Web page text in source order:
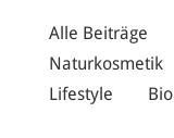
Alle Beiträge
Naturkosmetik
Lifestyle
Bio